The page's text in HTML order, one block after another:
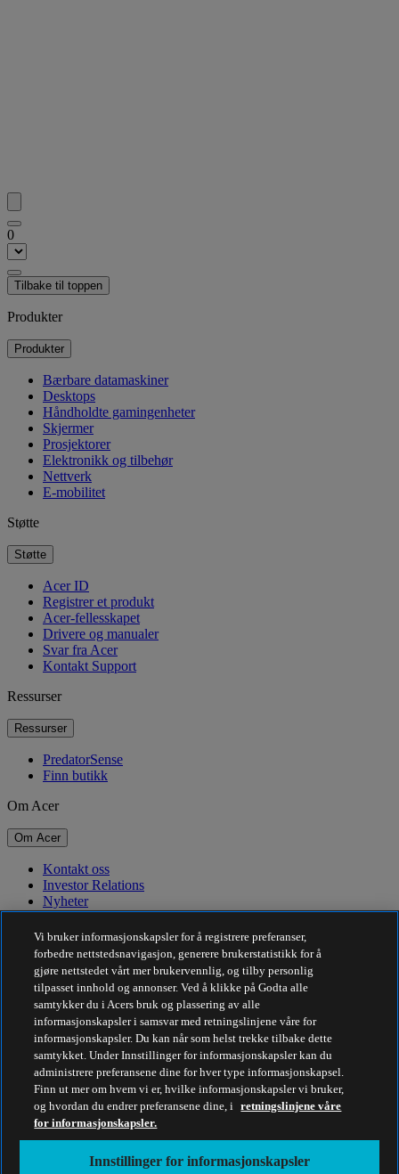
0
Tilbake til toppen
Produkter
Produkter
Bærbare datamaskiner
Desktops
Håndholdte gamingenheter
Skjermer
Prosjektorer
Elektronikk og tilbehør
Nettverk
E-mobilitet
Støtte
Støtte
Acer ID
Registrer et produkt
Acer-fellesskapet
Drivere og manualer
Svar fra Acer
Kontakt Support
Ressurser
Ressurser
PredatorSense
Finn butikk
Om Acer
Om Acer
Kontakt oss
Investor Relations
Nyheter
Priser
Arrangementer
Bærekraft
Bærekraft
Samfunnsansvar
Karbonavtrykket til produkter
Project Humanity
Earthion
Personvernpolicy
Retningslinjer for informasjonskapsler
Juridisk merknad
Ytterligere juridisk informasjon
Retningslinjer for tilgjengelighet
Vi bruker informasjonskapsler for å registrere preferanser,
forbedre nettstedsnavigasjon, generere brukerstatistikk for å
gjøre nettstedet vårt mer brukervennlig, og tilby personlig
tilpasset innhold og annonser. Ved å klikke på Godta alle
samtykker du i Acers bruk og plassering av alle
informasjonskapsler i samsvar med retningslinjene våre for
informasjonskapsler. Du kan når som helst trekke tilbake dette
samtykket. Under Innstillinger for informasjonskapsler kan du
administrere preferansene dine for hver type informasjonskapsel.
Finn ut mer om hvem vi er, hvilke informasjonskapsler vi bruker,
og hvordan du endrer preferansene dine, i retningslinjene våre
for informasjonskapsler.
Innstillinger for informasjonskapsler